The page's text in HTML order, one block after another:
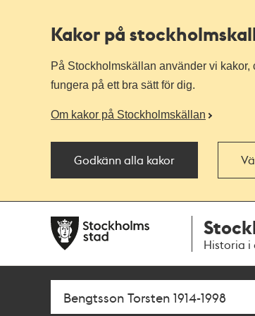
Kakor på
På Stockholmskällan använder vi
fungera på ett bra sätt för dig.
Om kakor på Stockholmskällan
Godkänn alla kakor
navigationen
huvudinnehållet
Historia i
Sök